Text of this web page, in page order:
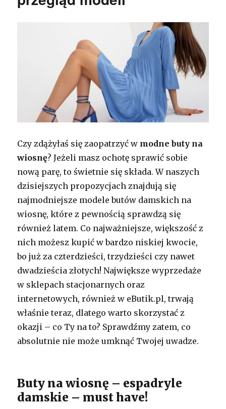
Czy zdążyłaś się zaopatrzyć w modne buty na
wiosnę? Jeżeli masz ochotę sprawić sobie
nową parę, to świetnie się składa. W naszych
dzisiejszych propozycjach znajdują się
najmodniejsze modele butów damskich na
wiosnę, które z pewnością sprawdzą się
również latem. Co najważniejsze, większość z
nich możesz kupić w bardzo niskiej kwocie,
bo już za czterdzieści, trzydzieści czy nawet
dwadzieścia złotych! Największe wyprzedaże
w sklepach stacjonarnych oraz
internetowych, również w eButik.pl, trwają
właśnie teraz, dlatego warto skorzystać z
okazji – co Ty na to? Sprawdźmy zatem, co
absolutnie nie może umknąć Twojej uwadze.
Buty na wiosnę – espadryle
damskie – must have!